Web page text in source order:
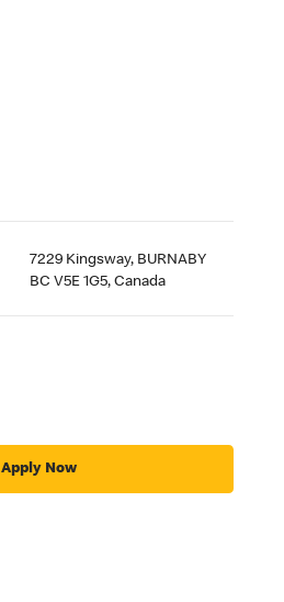
7229 Kingsway, BURNABY
BC V5E 1G5, Canada
Apply Now